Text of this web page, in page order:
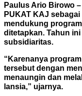
Paulus Ario Birowo
PUKAT KAJ
mendukung
ditetapkan. Tahun
subsidiaritas.
“Karenanya
tersebut dengan
menaungin dan
lansia,” ujarnya.